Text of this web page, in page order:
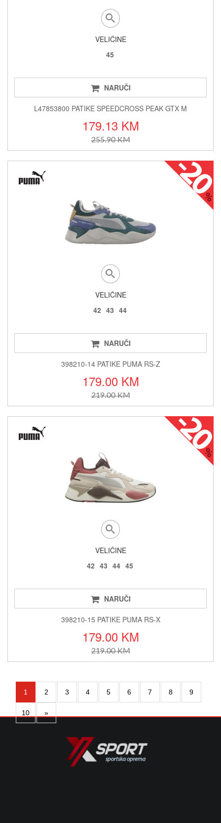
VELIČINE
45
NARUČI
L47853800 PATIKE SPEEDCROSS PEAK GTX M
179.13 KM
255.90 KM
VELIČINE
42 43 44
NARUČI
398210-14 PATIKE PUMA RS-Z
179.00 KM
219.00 KM
VELIČINE
42 43 44 45
NARUČI
398210-15 PATIKE PUMA RS-X
179.00 KM
219.00 KM
1 2 3 4 5 6 7 8 9
10 »